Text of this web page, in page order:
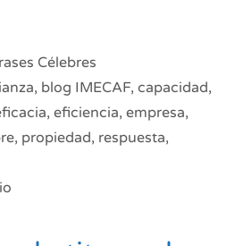
Célebres
, blog IMECAF, capacidad,
, eficiencia, empresa,
, propiedad, respuesta,